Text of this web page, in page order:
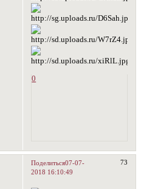
0
Поделиться 73
07-07-
2018 16:10:49